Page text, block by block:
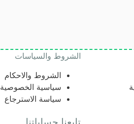
الشروط والسياسات
الشروط والاحكام
سياسية الخصوصية
سياسة الاسترجاع